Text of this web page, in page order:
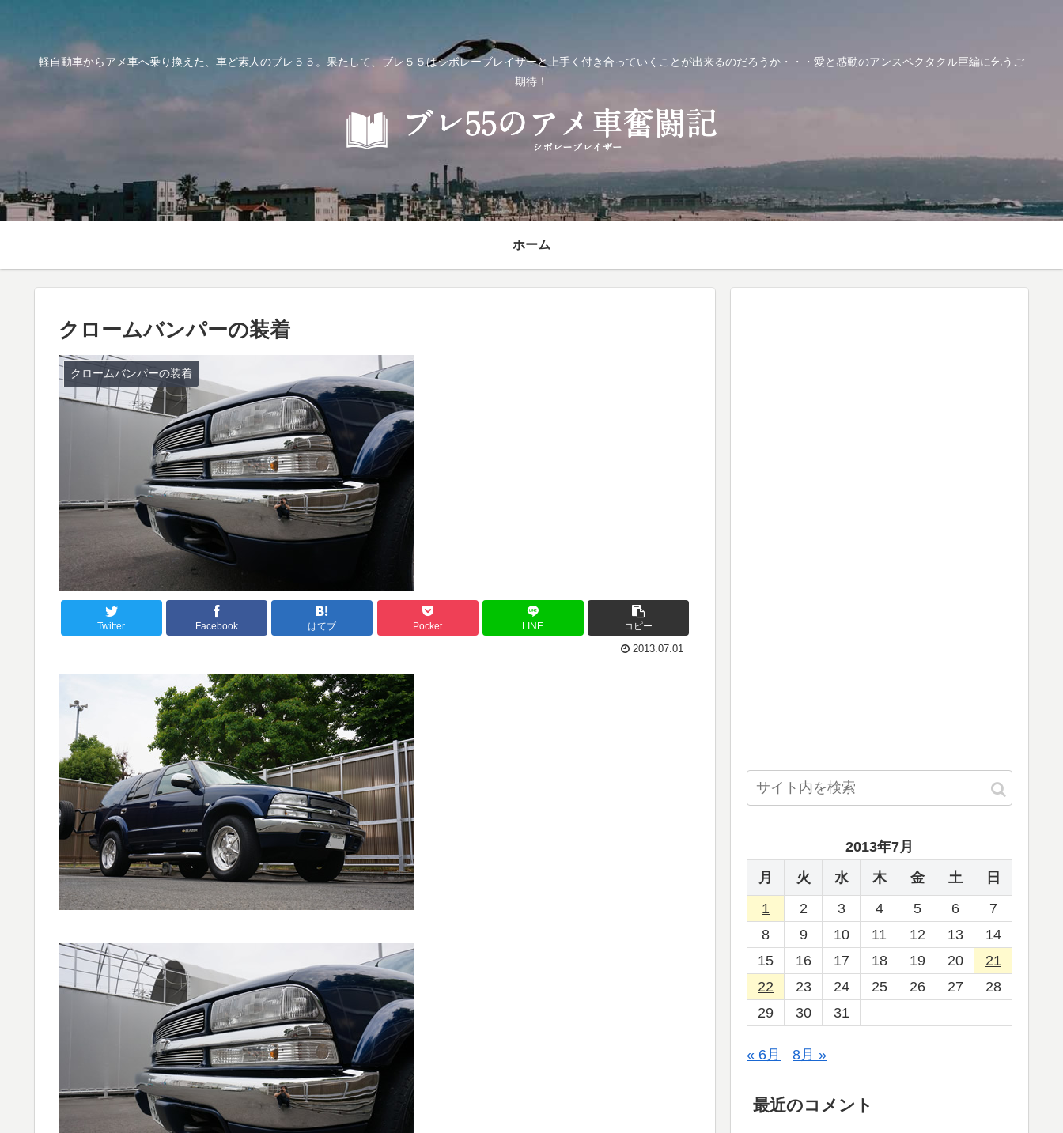
軽自動車からアメ車へ乗り換えた、車ど素人のブレ５５。果たして、ブレ５５はシボレーブレイザーと上手く付き合っていくことが出来るのだろうか・・・愛と感動のアンスペクタクル巨編に乞うご
期待！
ホーム
クロームバンパーの装着
クロームバンパーの装着
Twitter Facebook はてブ Pocket LINE コピー
2013.07.01
2013年7月
月
火 水 木 金 土
日
1
2 3 4 5 6
7
8
9 10 11 12 13
14
15
16 17 18 19 20
21
22
23 24 25 26 27
28
29
30 31
« 6月 8月 »
最近のコメント